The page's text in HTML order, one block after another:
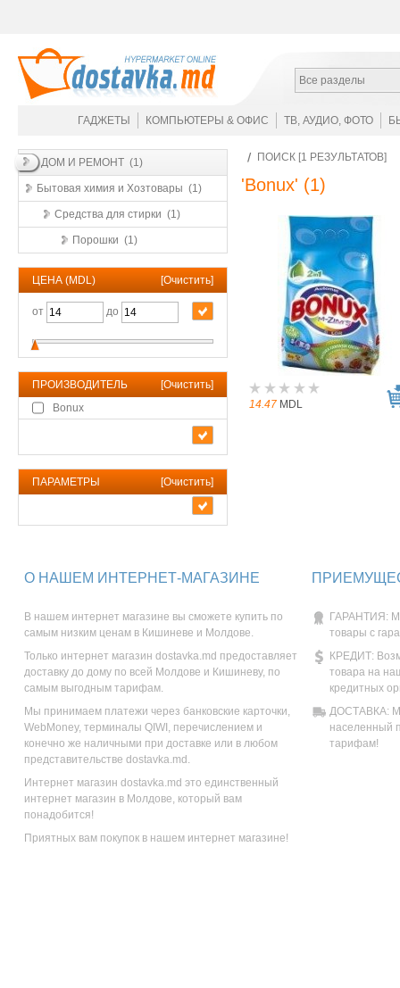
Все разделы
ГАДЖЕТЫ КОМПЬЮТЕРЫ & ОФИС ТВ, АУДИО, ФОТО
ДОМ И РЕМОНТ (1)
Бытовая химия и Хозтовары (1)
Средства для стирки (1)
Порошки (1)
ЦЕНА (MDL) [Очистить]
от до
ПРОИЗВОДИТЕЛЬ [Очистить]
Bonux
ПАРАМЕТРЫ [Очистить]
ПОИСК [1 РЕЗУЛЬТАТОВ]
'Bonux' (1)
14.47 MDL
О НАШЕМ ИНТЕРНЕТ-МАГАЗИНЕ
В нашем интернет магазине вы сможете купить по
самым низким ценам в Кишиневе и Молдове.
Только интернет магазин dostavka.md предоставляет
доставку до дому по всей Молдове и Кишиневу, по
самым выгодным тарифам.
Мы принимаем платежи через банковские карточки,
WebMoney, терминалы QIWI, перечислением и
конечно же наличными при доставке или в любом
представительстве dostavka.md.
Интернет магазин dostavka.md это единственный
интернет магазин в Молдове, который вам
понадобится!
Приятных вам покупок в нашем интернет магазине!
ГАРАНТИЯ:
товары с
КРЕДИТ:
товара на
кредитных
ДОСТАВКА:
населенный
тарифам!